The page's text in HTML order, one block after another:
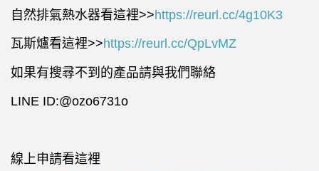
自然排氣熱水器看這裡>>https://reurl.cc/4g10K3
瓦斯爐看這裡>>https://reurl.cc/QpLvMZ
如果有搜尋不到的產品請與我們聯絡
LINE ID:@ozo6731o
線上申請看這裡